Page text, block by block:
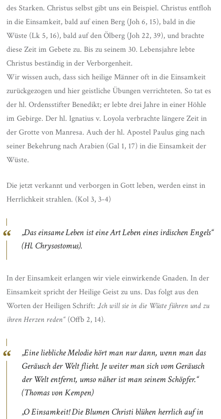
des Starken. Christus selbst gibt uns ein Beispiel. Christus entfloh
in die Einsamkeit, bald auf einen Berg (Joh 6, 15), bald in die
Wüste (Lk 5, 16), bald auf den Ölberg (Joh 22, 39), und brachte
diese Zeit im Gebete zu. Bis zu seinem 30. Lebensjahre lebte
Christus beständig in der Verborgenheit.
Wir wissen auch, dass sich heilige Männer oft in die Einsamkeit
zurückgezogen und hier geistliche Übungen verrichteten. So tat es
der hl. Ordensstifter Benedikt; er lebte drei Jahre in einer Höhle
im Gebirge. Der hl. Ignatius v. Loyola verbrachte längere Zeit in
der Grotte von Manresa. Auch der hl. Apostel Paulus ging nach
seiner Bekehrung nach Arabien (Gal 1, 17) in die Einsamkeit der
Wüste.
Die jetzt verkannt und verborgen in Gott leben, werden einst in
Herrlichkeit strahlen. (Kol 3, 3-4)
„Das einsame Leben ist eine Art Leben eines irdischen Engels“
(Hl. Chrysostomus).
In der Einsamkeit erlangen wir viele einwirkende Gnaden. In der
Einsamkeit spricht der Heilige Geist zu uns. Das folgt aus den
Worten der Heiligen Schrift:„Ich will sie in die Wüste führen und zu
ihren Herzen reden“ (Offb 2, 14).
„Eine liebliche Melodie hört man nur dann, wenn man das
Geräusch der Welt flieht. Je weiter man sich vom Geräusch
der Welt entfernt, umso näher ist man seinem Schöpfer.“
(Thomas von Kempen)
„O Einsamkeit! Die Blumen Christi blühen herrlich auf in